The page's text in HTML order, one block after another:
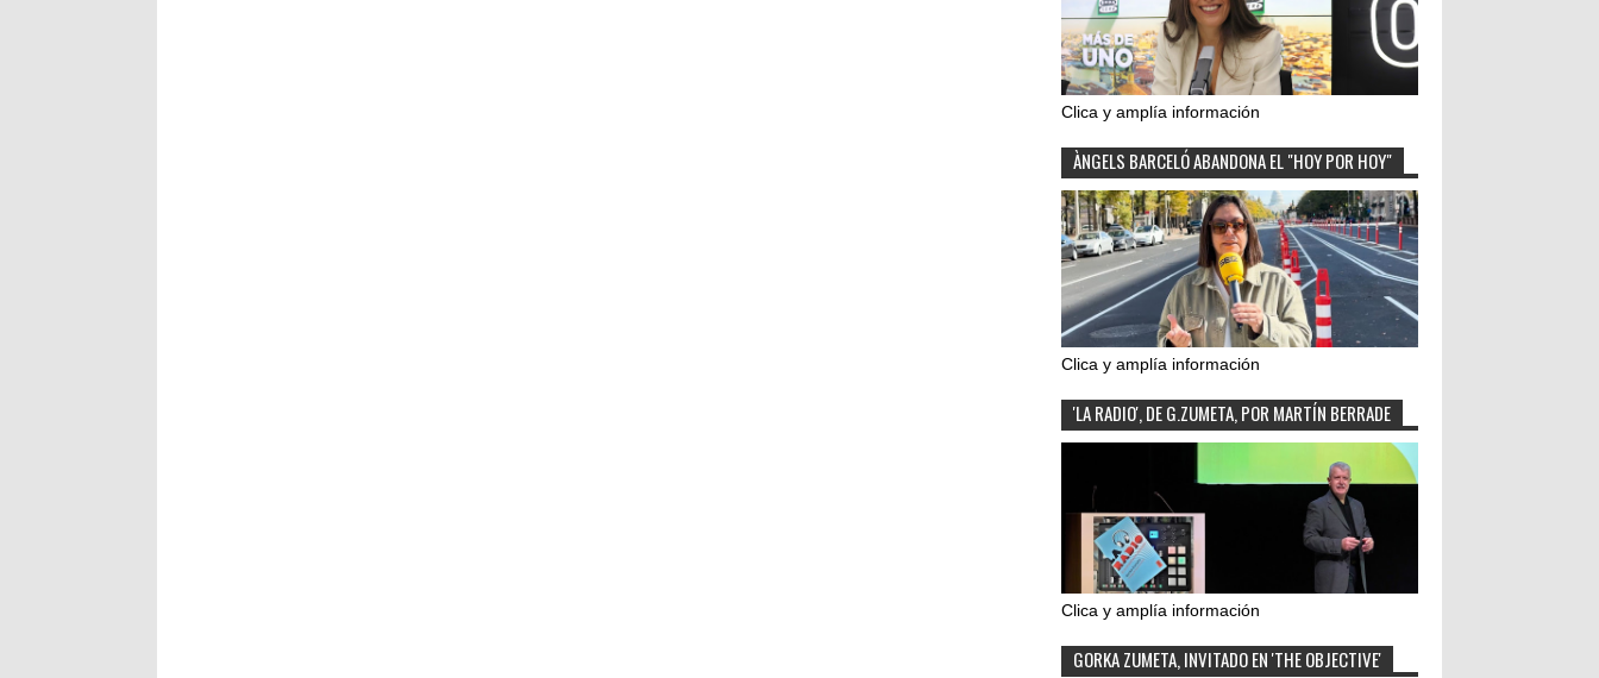
Clica y amplía información
ÀNGELS BARCELÓ ABANDONA EL "HOY POR HOY"
Clica y amplía información
'LA RADIO', DE G.ZUMETA, POR MARTÍN BERRADE
Clica y amplía información
GORKA ZUMETA, INVITADO EN 'THE OBJECTIVE'